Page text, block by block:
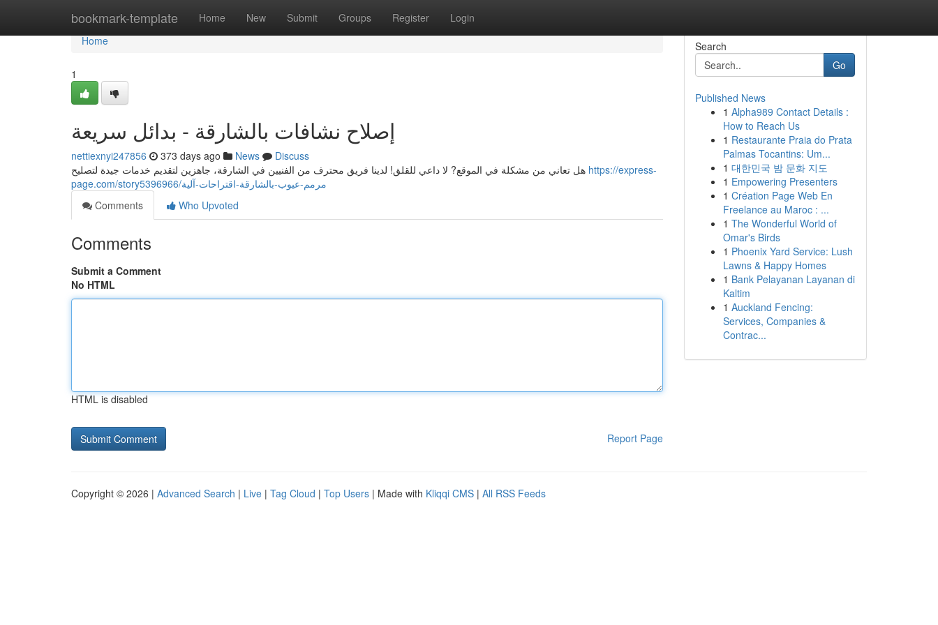
bookmark-template Home New Submit Groups Register Login
Home
Home
1
إصلاح نشافات بالشارقة - بدائل سريعة
nettiexnyi247856 373 days ago News
Discuss
https://express-
page.com/story5396966/مرمم-عيوب-بالشارقة-اقتراحات-آلية
Comments
Who Upvoted
Comments
Submit a Comment
No HTML
HTML is disabled
Report Page
Search
Go
Published News
1 Alpha989 Contact Details :
How to Reach Us
1 Restaurante Praia do Prata
Palmas Tocantins: Um...
1 대한민국 밤 문화 지도
1 Empowering Presenters
1 Création Page Web En
Freelance au Maroc : ...
1 The Wonderful World of
Omar's Birds
1 Phoenix Yard Service: Lush
Lawns & Happy Homes
1 Bank Pelayanan Layanan di
Kaltim
1 Auckland Fencing:
Services, Companies &
Contrac...
Copyright © 2026 | Advanced Search | Live | Tag Cloud | Top Users | Made with Kliqqi CMS | All RSS Feeds